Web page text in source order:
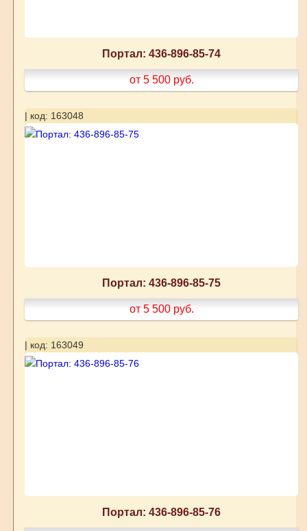
Портал: 436-896-85-74
от 5 500 руб.
| код: 163048
Портал: 436-896-85-75
от 5 500 руб.
| код: 163049
Портал: 436-896-85-76